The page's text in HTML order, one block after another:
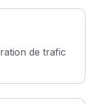
de trafic